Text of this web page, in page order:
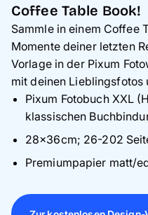
Coffee Table Book!
Sammle in einem Coffee
Momente deiner letzten
Vorlage in der Pixum
mit deinen Lieblingsfotos
Pixum Fotobuch XXL
klassischen
28×36cm; 26-202
Premiumpapier matt/